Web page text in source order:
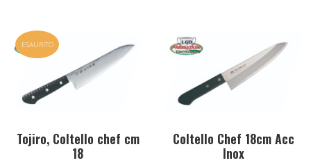
ESAURITO
Add to Wishlist
Tojiro, Coltello chef cm
18
Coltello Chef 18cm Acc
Inox